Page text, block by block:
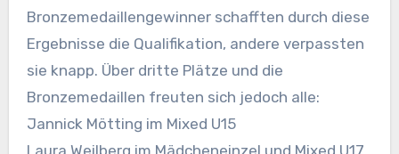
Bronzemedaillengewinner schafften durch diese
Ergebnisse die Qualifikation, andere verpassten
sie knapp. Über dritte Plätze und die
Bronzemedaillen freuten sich jedoch alle:
Jannick Mötting im Mixed U15
Laura Weilberg im Mädcheneinzel und Mixed U17